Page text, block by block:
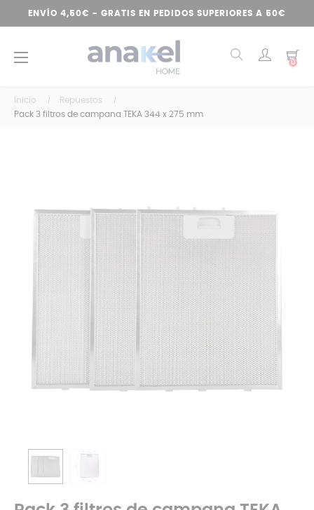
ENVÍO 4,50€ - GRATIS EN PEDIDOS SUPERIORES A 50€
Navegación
☰ 0
Inicio
Repuestos
Pack 3 filtros de campana TEKA 344 x 275 mm